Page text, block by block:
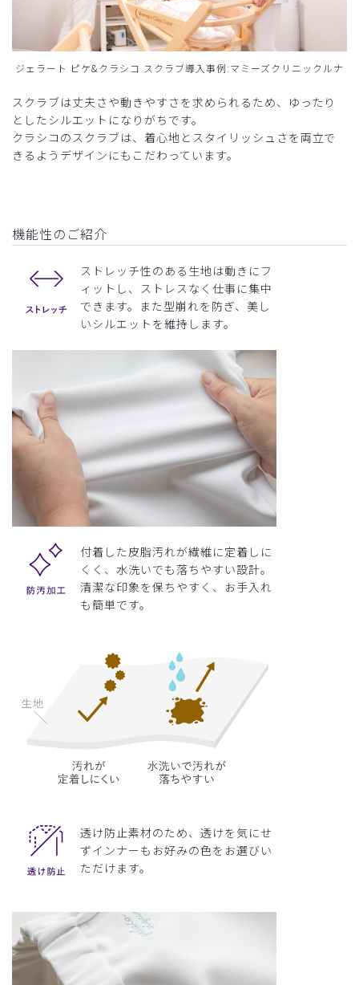
ジェラート ピケ&クラシコ スクラブ導入事例:マミーズクリニックルナ
スクラブは丈夫さや動きやすさを求められるため、ゆったり
としたシルエットになりがちです。
クラシコのスクラブは、着心地とスタイリッシュさを両立で
きるようデザインにもこだわっています。
機能性のご紹介
ストレッチ性のある生地は動きにフ
ィットし、ストレスなく仕事に集中
できます。また型崩れを防ぎ、美し
いシルエットを維持します。
付着した皮脂汚れが繊維に定着しに
くく、水洗いでも落ちやすい設計。
清潔な印象を保ちやすく、お手入れ
も簡単です。
透け防止素材のため、透けを気にせ
ずインナーもお好みの色をお選びい
ただけます。